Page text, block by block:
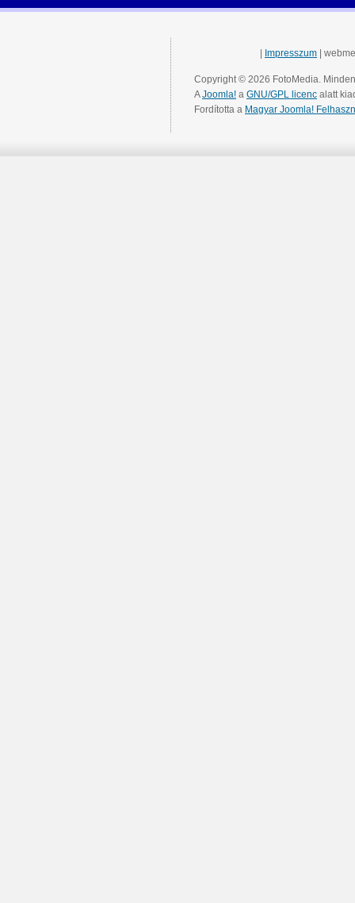
Impresszum |
Copyright © 2026 FotoMedia.
AJoomla! a GNU/GPL licenc alatt
Fordította a Magyar Joomla!